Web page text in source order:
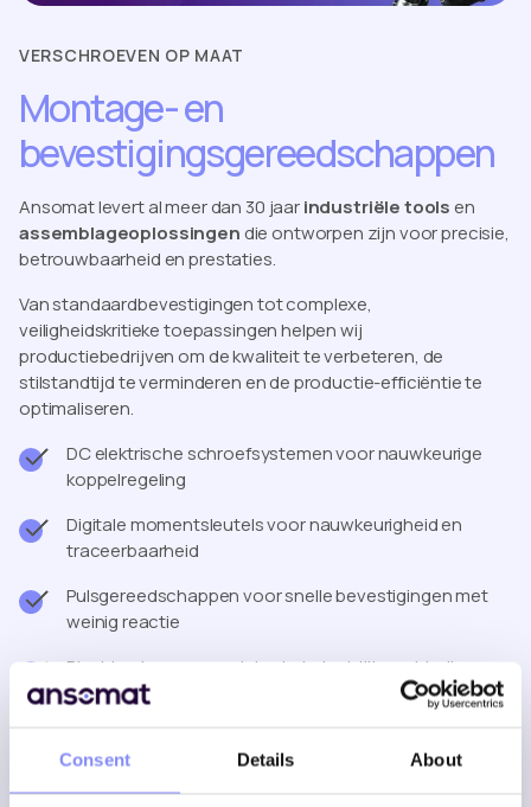
Consent Details About
VERSCHROEVEN OP MAAT
Montage- en
bevestigingsgereedschappen
Ansomat levert al meer dan 30 jaarindustriële tools en
assemblageoplossingen die ontworpen zijn voor precisie,
betrouwbaarheid en prestaties.
Van standaardbevestigingen tot complexe,
veiligheidskritieke toepassingen helpen wij
productiebedrijven om de kwaliteit te verbeteren, de
stilstandtijd te verminderen en de productie-efficiëntie te
optimaliseren.
DC elektrische schroefsystemen voor nauwkeurige
koppelregeling
Digitale momentsleutels voor nauwkeurigheid en
traceerbaarheid
Pulsgereedschappen voor snelle bevestigingen met
weinig reactie
Rivet tools voor consistente industriële verbindingen
Ergonomische en op maat gemaakte
Ontdek meer